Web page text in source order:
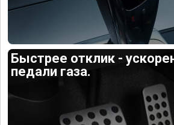
Быстрее отклик -
педали газа.